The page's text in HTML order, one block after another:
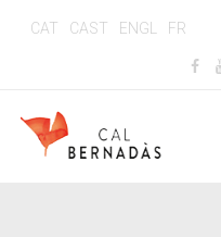
CAT CAST ENGL FR